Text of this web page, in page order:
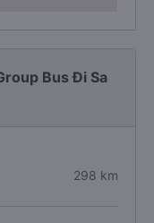
Bus Đi Sa
298 km